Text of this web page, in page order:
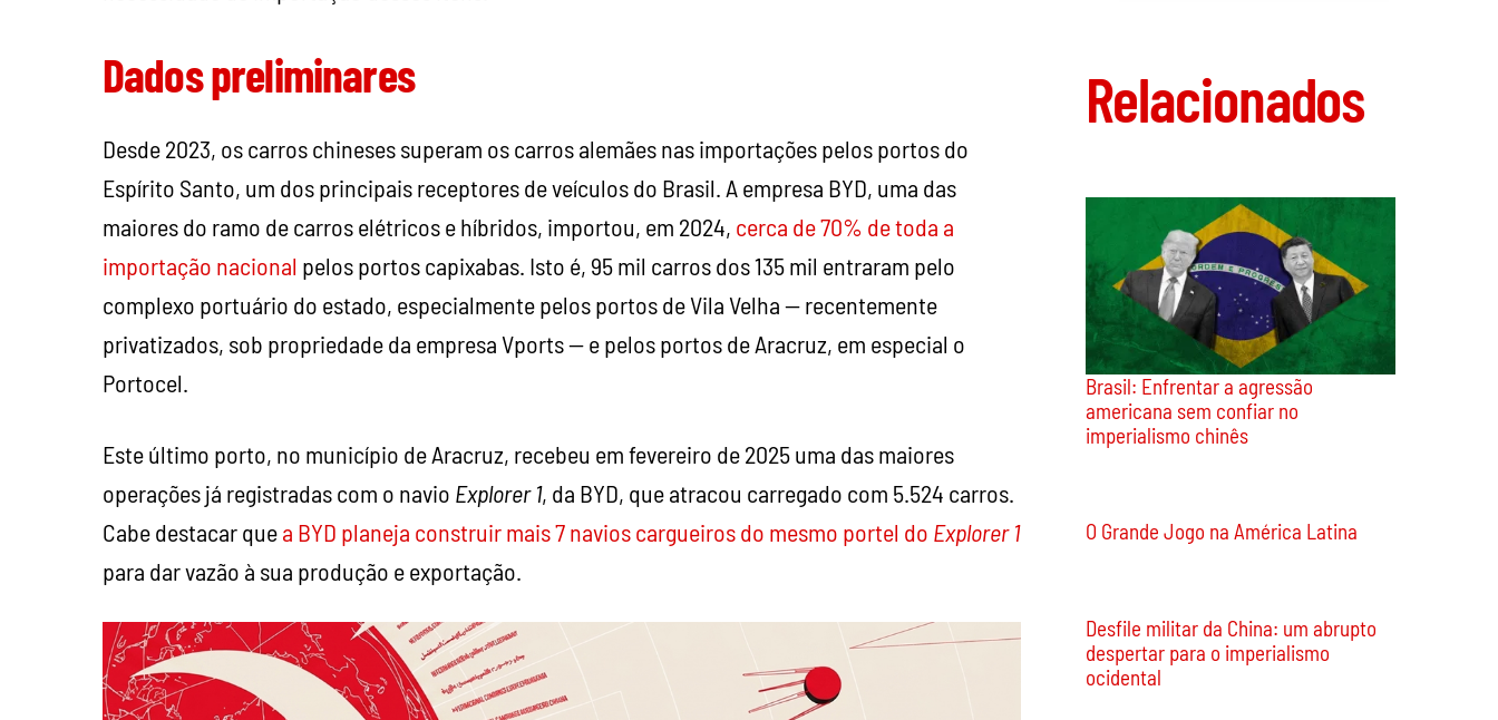
Dados preliminares
Desde 2023, os carros chineses superam os carros alemães nas importações pelos portos do
Espírito Santo, um dos principais receptores de veículos do Brasil. A empresa BYD, uma das
maiores do ramo de carros elétricos e híbridos, importou, em 2024, cerca de 70% de toda a
importação nacional pelos portos capixabas. Isto é, 95 mil carros dos 135 mil entraram pelo
complexo portuário do estado, especialmente pelos portos de Vila Velha — recentemente
privatizados, sob propriedade da empresa Vports — e pelos portos de Aracruz, em especial o
Portocel.
Este último porto, no município de Aracruz, recebeu em fevereiro de 2025 uma das maiores
operações já registradas com o navio Explorer 1, da BYD, que atracou carregado com 5.524 carros.
Cabe destacar quea BYD planeja construir mais 7 navios cargueiros do mesmo portel do Explorer 1
para dar vazão à sua produção e exportação.
Relacionados
Brasil: Enfrentar a agressão
americana sem confiar no
imperialismo chinês